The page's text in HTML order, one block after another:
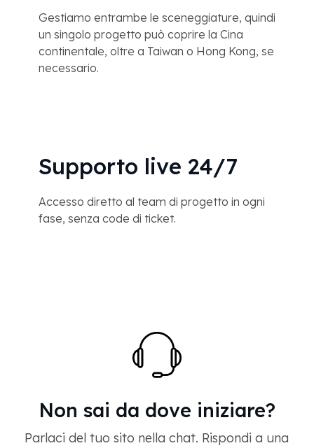
Gestiamo entrambe le sceneggiature, quindi
un singolo progetto può coprire la Cina
continentale, oltre a Taiwan o Hong Kong, se
necessario.
Supporto live 24/7
Accesso diretto al team di progetto in ogni
fase, senza code di ticket.
Non sai da dove iniziare?
Parlaci del tuo sito nella chat. Rispondi a una